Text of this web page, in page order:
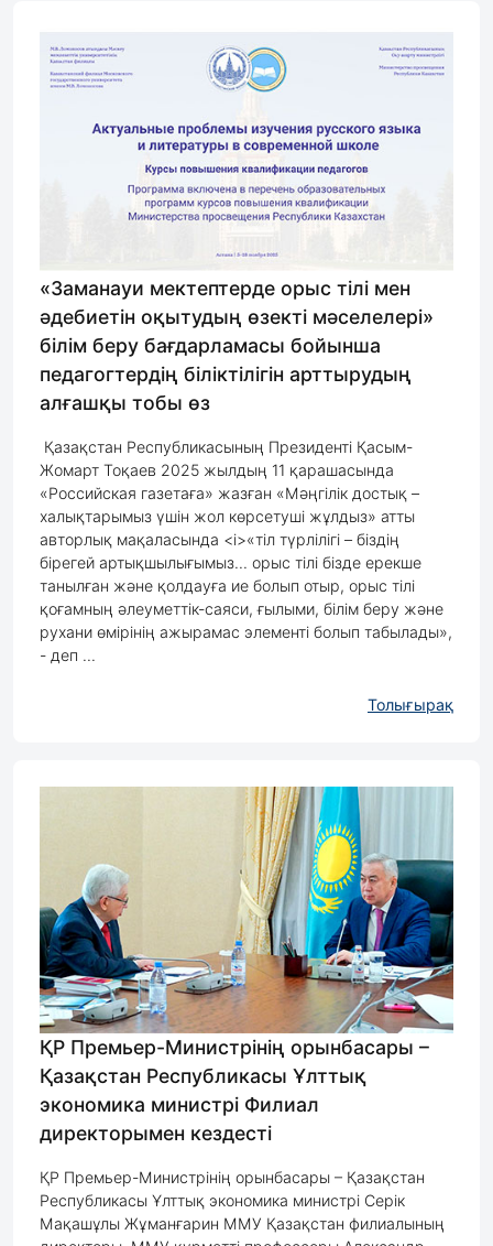
«Заманауи мектептерде орыс тілі мен
әдебиетін оқытудың өзекті мәселелері»
білім беру бағдарламасы бойынша
педагогтердің біліктілігін арттырудың
алғашқы тобы өз
Қазақстан Республикасының Президенті Қасым-
Жомарт Тоқаев 2025 жылдың 11 қарашасында
«Российская газетаға» жазған «Мәңгілік достық –
халықтарымыз үшін жол көрсетуші жұлдыз» атты
авторлық мақаласында <i>«тіл түрлілігі – біздің
бірегей артықшылығымыз... орыс тілі бізде ерекше
танылған және қолдауға ие болып отыр, орыс тілі
қоғамның әлеуметтік-саяси, ғылыми, білім беру және
рухани өмірінің ажырамас элементі болып табылады»,
- деп ...
Толығырақ
ҚР Премьер-Министрінің орынбасары –
Қазақстан Республикасы Ұлттық
экономика министрі Филиал
директорымен кездесті
ҚР Премьер-Министрінің орынбасары – Қазақстан
Республикасы Ұлттық экономика министрі Серік
Мақашұлы Жұманғарин ММУ Қазақстан филиалының